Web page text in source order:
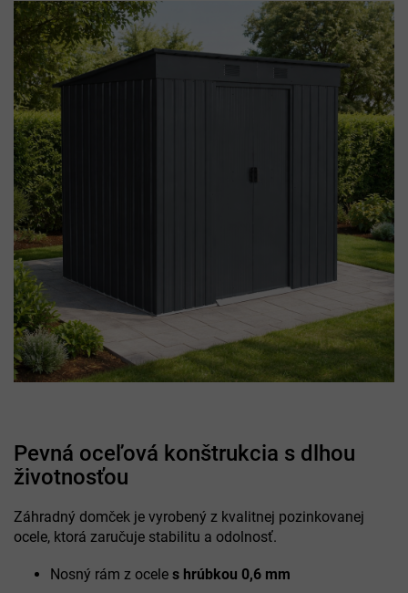
Pevná oceľová konštrukcia s dlhou
životnosťou
Záhradný domček je vyrobený z kvalitnej pozinkovanej
ocele, ktorá zaručuje stabilitu a odolnosť.
Nosný rám z ocele s hrúbkou 0,6 mm